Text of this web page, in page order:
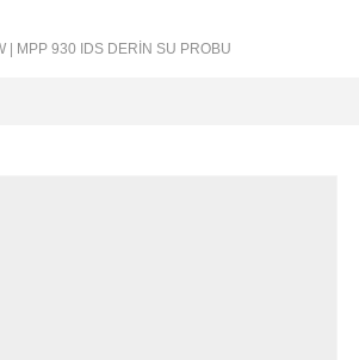
| MPP 930 IDS DERIN SU PROBU